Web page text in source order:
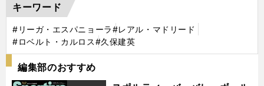
キーワード
#リーガ・エスパニョーラ#レアル・マドリード
#ロベルト・カルロス#久保建英
編集部のおすすめ